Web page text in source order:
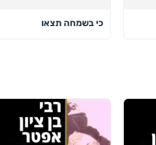
כי בשמחה תצאו